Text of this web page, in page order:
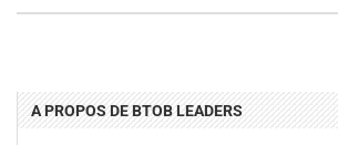
A PROPOS DE BTOB LEADERS